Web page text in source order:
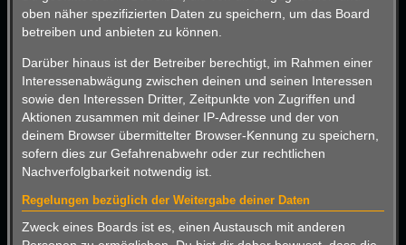
oben näher spezifizierten Daten zu speichern, um das Board
betreiben und anbieten zu können.
Darüber hinaus ist der Betreiber berechtigt, im Rahmen einer
Interessenabwägung zwischen deinen und seinen Interessen
sowie den Interessen Dritter, Zeitpunkte von Zugriffen und
Aktionen zusammen mit deiner IP-Adresse und der von
deinem Browser übermittelter Browser-Kennung zu speichern,
sofern dies zur Gefahrenabwehr oder zur rechtlichen
Nachverfolgbarkeit notwendig ist.
Regelungen bezüglich der Weitergabe deiner Daten
Zweck eines Boards ist es, einen Austausch mit anderen